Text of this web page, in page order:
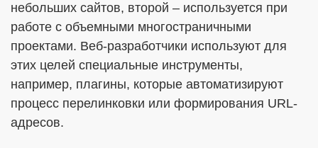
небольших сайтов, второй – используется при
работе с объемными многостраничными
проектами. Веб-разработчики используют для
этих целей специальные инструменты,
например, плагины, которые автоматизируют
процесс перелинковки или формирования URL-
адресов.